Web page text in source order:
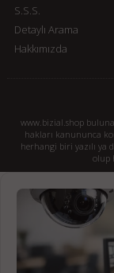
S.S.S.
Detaylı Arama
Hakkımızda
www.bizial.shop
hakları kanununca
herhangi biri yazılı ya
olup